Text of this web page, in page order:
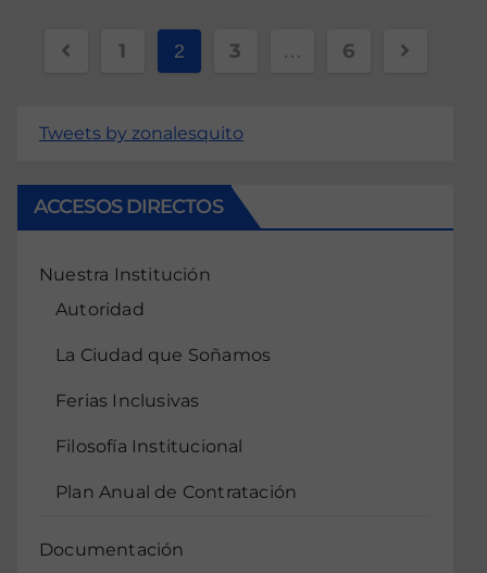
1 2 3 … 6
Tweets by zonalesquito
ACCESOS DIRECTOS
Nuestra Institución
Autoridad
La Ciudad que Soñamos
Ferias Inclusivas
Filosofía Institucional
Plan Anual de Contratación
Documentación